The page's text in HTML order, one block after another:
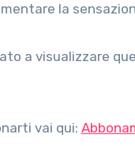
la
vai qui: